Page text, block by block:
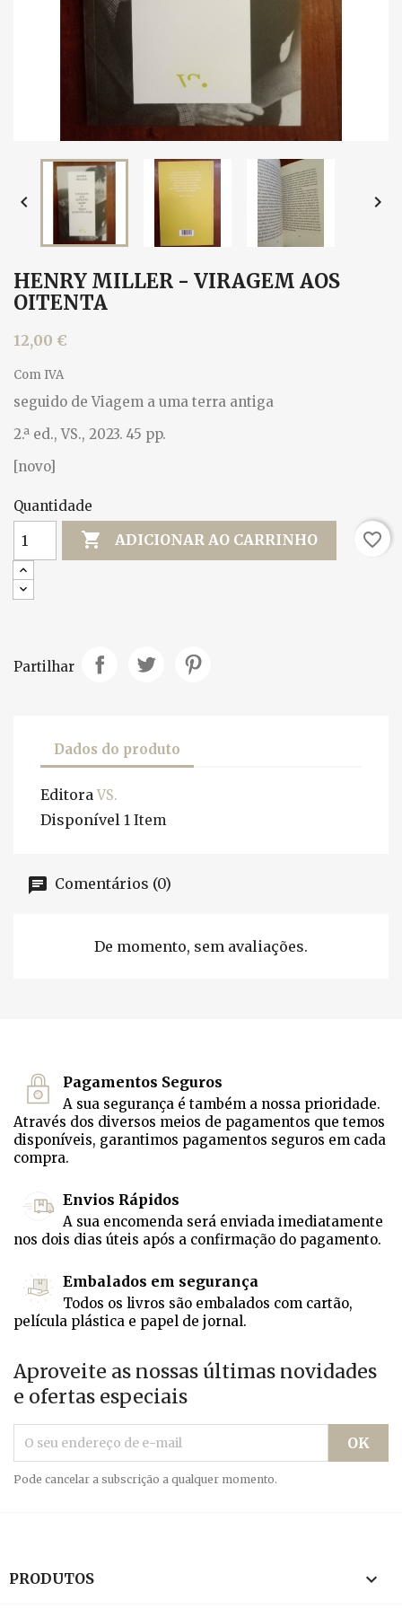
 
HENRY MILLER - VIRAGEM AOS
OITENTA
12,00 €
Com IVA
seguido de Viagem a uma terra antiga
2.ª ed., VS., 2023. 45 pp.
[novo]
Quantidade
 ADICIONAR AO CARRINHO favorite_border
Partilhar
Dados do produto
Editora VS.
Disponível 1 Item
Comentários (0)
De momento, sem avaliações.
Pagamentos Seguros
A sua segurança é também a nossa prioridade.
Através dos diversos meios de pagamentos que temos
disponíveis, garantimos pagamentos seguros em cada
compra.
Envios Rápidos
A sua encomenda será enviada imediatamente
nos dois dias úteis após a confirmação do pagamento.
Embalados em segurança
Todos os livros são embalados com cartão,
película plástica e papel de jornal.
Aproveite as nossas últimas novidades
e ofertas especiais
Pode cancelar a subscrição a qualquer momento.
PRODUTOS 